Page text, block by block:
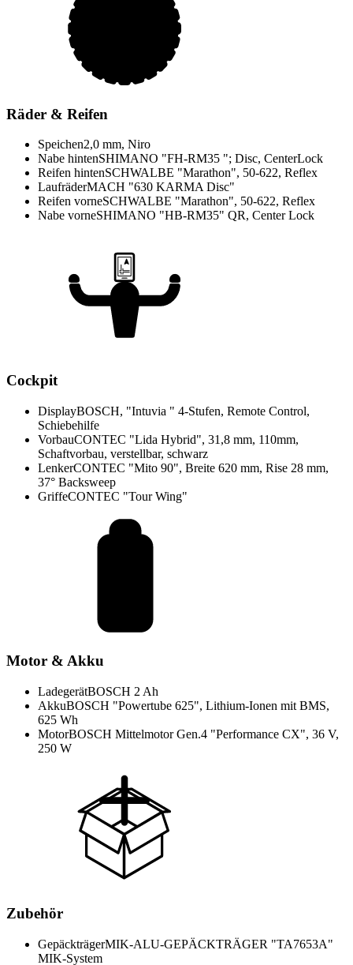
Räder & Reifen
Speichen2,0 mm, Niro
Nabe hintenSHIMANO "FH-RM35 "; Disc, CenterLock
Reifen hintenSCHWALBE "Marathon", 50-622, Reflex
LaufräderMACH "630 KARMA Disc"
Reifen vorneSCHWALBE "Marathon", 50-622, Reflex
Nabe vorneSHIMANO "HB-RM35" QR, Center Lock
Cockpit
DisplayBOSCH, "Intuvia " 4-Stufen, Remote Control,
Schiebehilfe
VorbauCONTEC "Lida Hybrid", 31,8 mm, 110mm,
Schaftvorbau, verstellbar, schwarz
LenkerCONTEC "Mito 90", Breite 620 mm, Rise 28 mm,
37° Backsweep
GriffeCONTEC "Tour Wing"
Motor & Akku
LadegerätBOSCH 2 Ah
AkkuBOSCH "Powertube 625", Lithium-Ionen mit BMS,
625 Wh
MotorBOSCH Mittelmotor Gen.4 "Performance CX", 36 V,
250 W
Zubehör
GepäckträgerMIK-ALU-GEPÄCKTRÄGER "TA7653A"
MIK-System